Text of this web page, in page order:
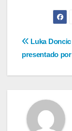
de
Luka Doncic
presentado